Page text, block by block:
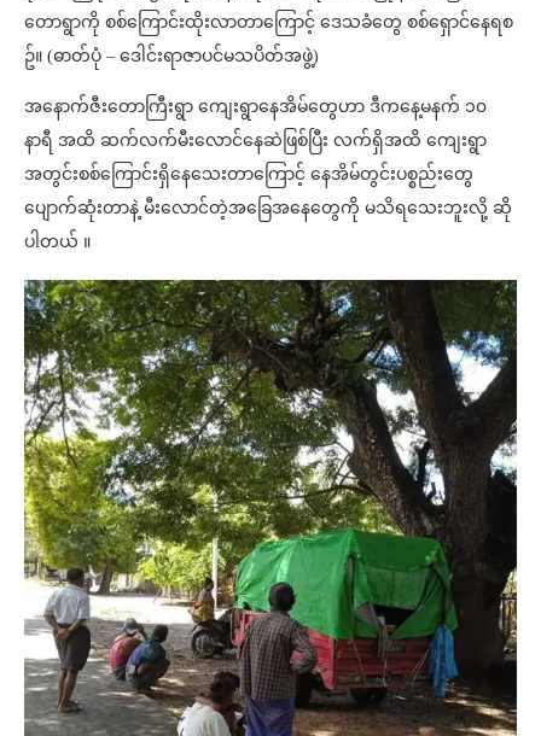
တောရွာကို စစ်ကြောင်းထိုးလာတာကြောင့် ဒေသခံတွေ စစ်ရှောင်နေရစ
ဥ်။ (ဓာတ်ပုံ – ဒေါင်းရာဇာပင်မသပိတ်အဖွဲ့)
အနောက်ဇီးတောကြီးရွာ ကျေးရွာနေအိမ်တွေဟာ ဒီကနေ့မနက် ၁၀
နာရီ အထိ ဆက်လက်မီးလောင်နေဆဲဖြစ်ပြီး လက်ရှိအထိ ကျေးရွာ
အတွင်းစစ်ကြောင်းရှိနေသေးတာကြောင့် နေအိမ်တွင်းပစ္စည်းတွေ
ပျောက်ဆုံးတာနဲ့ မီးလောင်တဲ့အခြေအနေတွေကို မသိရသေးဘူးလို့ ဆို
ပါတယ် ။